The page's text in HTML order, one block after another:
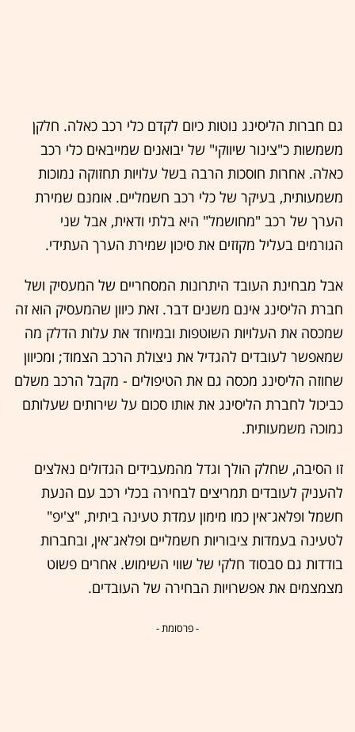
גם חברות הליסינג נוטות כיום לקדם כלי רכב כאלה. חלקן
משמשות כ"צינור שיווקי" של יבואנים שמייבאים כלי רכב
כאלה. אחרות חוסכות הרבה בשל עלויות תחזוקה נמוכות
משמעותית, בעיקר של כלי רכב חשמליים. אומנם שמירת
הערך של רכב "מחושמל" היא בלתי ודאית, אבל שני
הגורמים בעליל מקזזים את סיכון שמירת הערך העתידי.
אבל מבחינת העובד היתרונות המסחריים של המעסיק ושל
חברת הליסינג אינם משנים דבר. זאת כיוון שהמעסיק הוא זה
שמכסה את העלויות השוטפות ובמיוחד את עלות הדלק מה
שמאפשר לעובדים להגדיל את ניצולת הרכב הצמוד; ומכיוון
שחוזה הליסינג מכסה גם את הטיפולים - מקבל הרכב משלם
כביכול לחברת הליסינג את אותו סכום על שירותים שעלותם
נמוכה משמעותית.
זו הסיבה, שחלק הולך וגדל מהמעבידים הגדולים נאלצים
להעניק לעובדים תמריצים לבחירה בכלי רכב עם הנעת
חשמל ופלאג־אין כמו מימון עמדת טעינה ביתית, "צ'יפ"
לטעינה בעמדות ציבוריות חשמליים ופלאג־אין, ובחברות
בודדות גם סבסוד חלקי של שווי השימוש. אחרים פשוט
מצמצמים את אפשרויות הבחירה של העובדים.
- פרסומת -